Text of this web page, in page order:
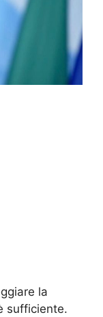
la
sufficiente.